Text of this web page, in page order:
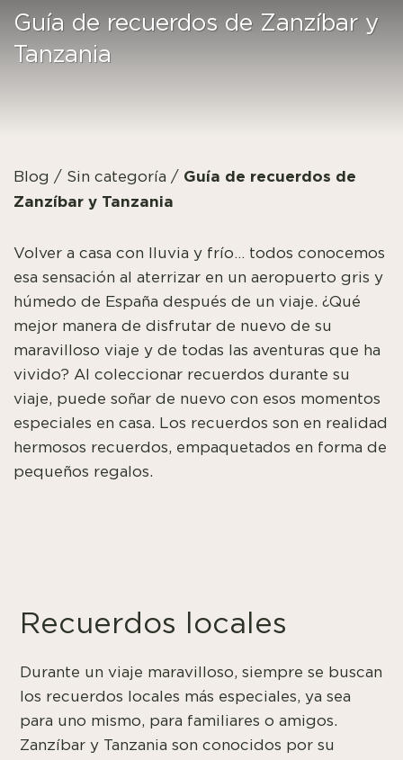
Guía de recuerdos de Zanzíbar y
Tanzania
Blog / Sin categoría / Guía de recuerdos de
Zanzíbar y Tanzania
Volver a casa con lluvia y frío… todos conocemos
esa sensación al aterrizar en un aeropuerto gris y
húmedo de España después de un viaje. ¿Qué
mejor manera de disfrutar de nuevo de su
maravilloso viaje y de todas las aventuras que ha
vivido? Al coleccionar recuerdos durante su
viaje, puede soñar de nuevo con esos momentos
especiales en casa. Los recuerdos son en realidad
hermosos recuerdos, empaquetados en forma de
pequeños regalos.
Recuerdos locales
Durante un viaje maravilloso, siempre se buscan
los recuerdos locales más especiales, ya sea
para uno mismo, para familiares o amigos.
Zanzíbar y Tanzania son conocidos por su